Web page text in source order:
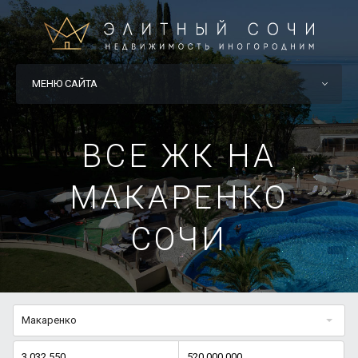
МЕНЮ САЙТА
ВСЕ ЖК НА
МАКАРЕНКО
СОЧИ
Макаренко